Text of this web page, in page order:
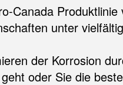
Canada
unter
der Korrosion
oder Sie die